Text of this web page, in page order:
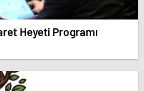
Heyeti Programı